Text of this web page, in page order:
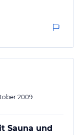
2009
Sauna und